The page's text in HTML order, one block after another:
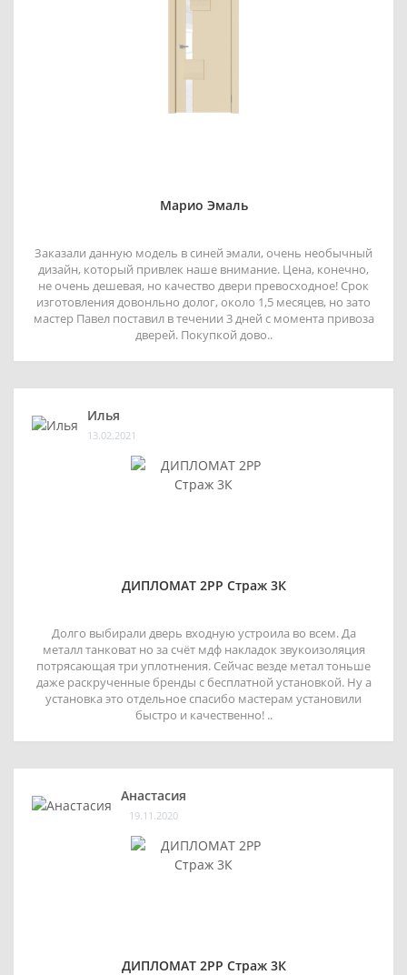
Марио Эмаль
Заказали данную модель в синей эмали, очень необычный
дизайн, который привлек наше внимание. Цена, конечно,
не очень дешевая, но качество двери превосходное! Срок
изготовления довонльно долог, около 1,5 месяцев, но зато
мастер Павел поставил в течении 3 дней с момента привоза
дверей. Покупкой дово..
Илья
13.02.2021
ДИПЛОМАТ 2РР Страж 3К
Долго выбирали дверь входную устроила во всем. Да
металл танковат но за счёт мдф накладок звукоизоляция
потрясающая три уплотнения. Сейчас везде метал тоньше
даже раскрученные бренды с бесплатной установкой. Ну а
установка это отдельное спасибо мастерам установили
быстро и качественно! ..
Анастасия
19.11.2020
ДИПЛОМАТ 2РР Страж 3К